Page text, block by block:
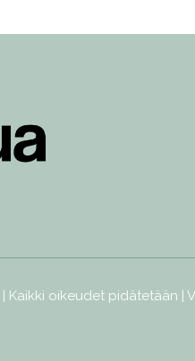
| Kaikki oikeudet pidätetään |